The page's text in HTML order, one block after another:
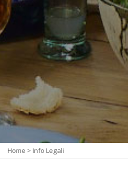
Home > Info Legali